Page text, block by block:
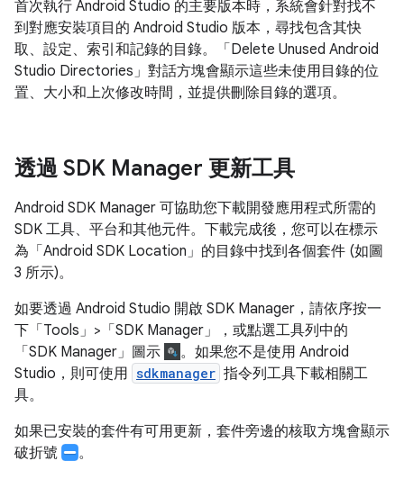
首次執行 Android Studio 的主要版本時，系統會針對找不
到對應安裝項目的 Android Studio 版本，尋找包含其快
取、設定、索引和記錄的目錄。「Delete Unused Android
Studio Directories」 對話方塊會顯示這些未使用目錄的位
置、大小和上次修改時間，並提供刪除目錄的選項。
透過 SDK Manager 更新工具
Android SDK Manager 可協助您下載開發應用程式所需的
SDK 工具、平台和其他元件。下載完成後，您可以在標示
為「Android SDK Location」 的目錄中找到各個套件 (如圖
3 所示)。
如要透過 Android Studio 開啟 SDK Manager，請依序按一
下「Tools」>「SDK Manager」
，或點選工具列中的
「SDK Manager」 圖示
。如果您不是使用 Android
Studio，則可使用 sdkmanager 指令列工具下載相關工
具。
如果已安裝的套件有可用更新，套件旁邊的核取方塊會顯示
破折號
。